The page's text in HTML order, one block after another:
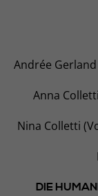
Andrée
Anna
Nina Colletti
DIE